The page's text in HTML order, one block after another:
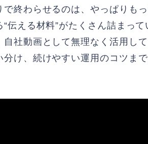
で終わらせるのは、やっぱりも
“伝える材料”がたくさん詰まっ
自社動画として無理なく活用し
分け、続けやすい運用のコツま